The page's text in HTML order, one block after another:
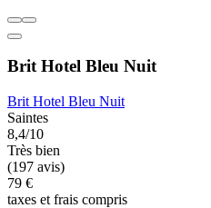
Brit Hotel Bleu Nuit
Brit Hotel Bleu Nuit
Saintes
8,4/10
Très bien
(197 avis)
79 €
taxes et frais compris